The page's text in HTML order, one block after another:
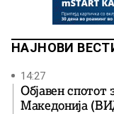
НАЈНОВИ
14:27
Објавен спотот
Македонија